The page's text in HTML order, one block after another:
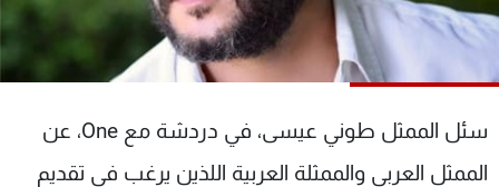
سئل الممثل طوني عيسى، في دردشة مع One، عن
الممثل العربي والممثلة العربية اللذين يرغب في تقديم
جدول البرامج
شاهد البرامج